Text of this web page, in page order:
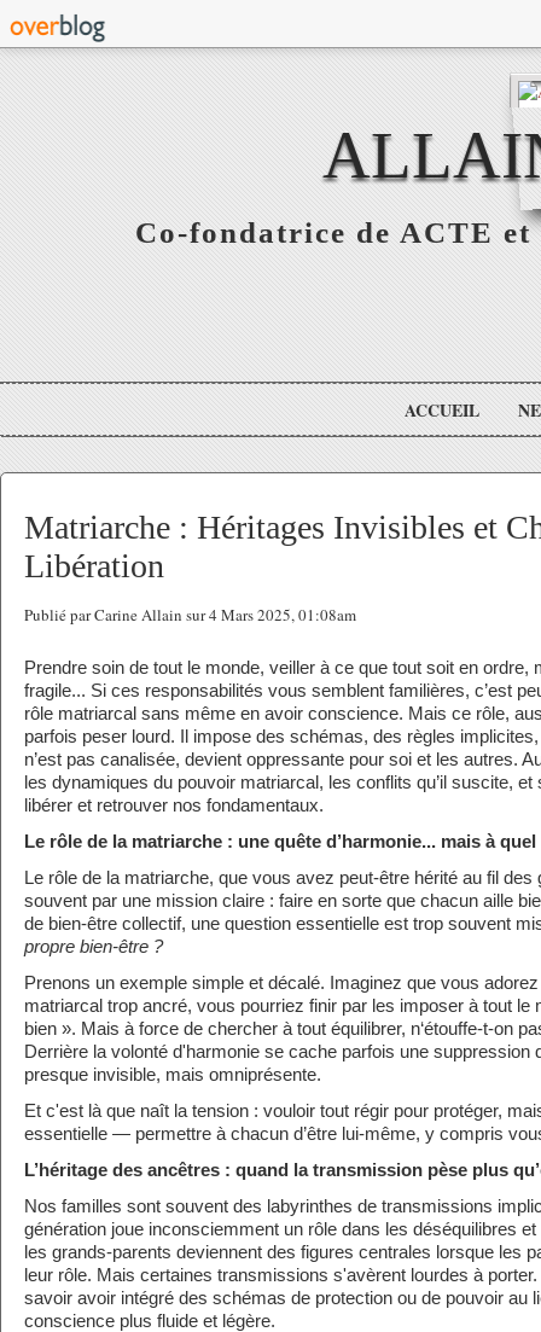
Co-fondatrice de ACTE
ACCUEIL
Matriarche : Héritages Invisibles et
Libération
Publié par Carine Allain sur 4 Mars 2025, 01:08am
Prendre soin de tout le monde, veiller à ce que tout soit en ordre,
fragile... Si ces responsabilités vous semblent familières, c’est
rôle matriarcal sans même en avoir conscience. Mais ce rôle,
parfois peser lourd. Il impose des schémas, des règles
n’est pas canalisée, devient oppressante pour soi et les autres.
les dynamiques du pouvoir matriarcal, les conflits qu’il suscite, et
libérer et retrouver nos fondamentaux.
Le rôle de la matriarche : une quête d’harmonie... mais à
Le rôle de la matriarche, que vous avez peut-être hérité au fil des
souvent par une mission claire : faire en sorte que chacun aille
de bien-être collectif, une question essentielle est trop souvent
propre bien-être ?
Prenons un exemple simple et décalé. Imaginez que vous
matriarcal trop ancré, vous pourriez finir par les imposer à tout le
bien ». Mais à force de chercher à tout équilibrer, n‘étouffe-t-on
Derrière la volonté d'harmonie se cache parfois une suppression
presque invisible, mais omniprésente.
Et c'est là que naît la tension : vouloir tout régir pour protéger,
essentielle — permettre à chacun d’être lui-même, y compris
L’héritage des ancêtres : quand la transmission pèse plus
Nos familles sont souvent des labyrinthes de transmissions
génération joue inconsciemment un rôle dans les déséquilibres
les grands-parents deviennent des figures centrales lorsque les
leur rôle. Mais certaines transmissions s'avèrent lourdes à
savoir avoir intégré des schémas de protection ou de pouvoir au
conscience plus fluide et légère.